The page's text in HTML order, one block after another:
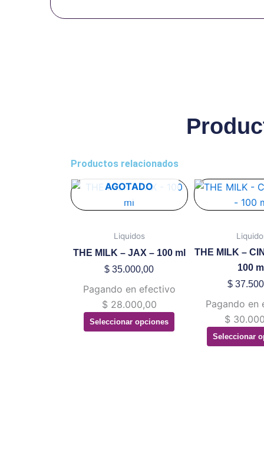
Productos relacionados
AGOTADO
Liquidos
THE MILK – JAX – 100 ml
$ 35.000,00
Pagando en efectivo
$ 28.000,00
Seleccionar opciones
Este
producto
múltiples
variantes.
opciones
se
pueden
elegir
THE MILK –
100 ml
$
Pagando en
$
Seleccionaren